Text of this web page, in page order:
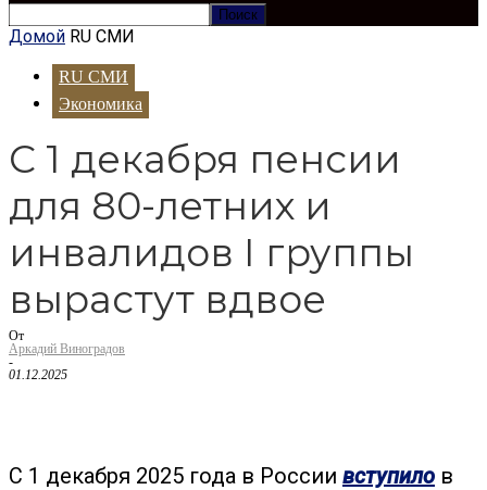
Домой RU СМИ
RU СМИ
Экономика
С 1 декабря пенсии
для 80-летних и
инвалидов I группы
вырастут вдвое
От
Аркадий Виноградов
-
01.12.2025
С 1 декабря 2025 года в России вступило в